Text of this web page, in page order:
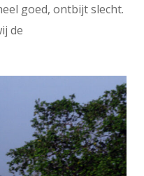
goed, ontbijt slecht.
de